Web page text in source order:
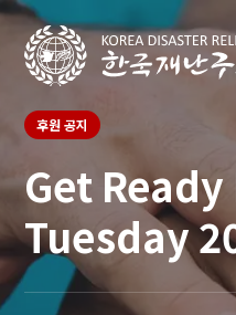
후원 공지
Get
Tuesday